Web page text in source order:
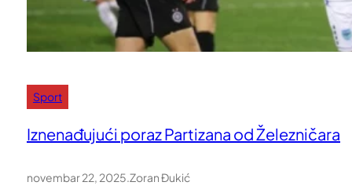
Sport
Iznenađujući poraz Partizana od Železničara
novembar 22, 2025.Zoran Đukić